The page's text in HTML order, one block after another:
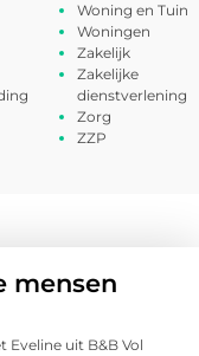
Woning en Tuin
Woningen
Zakelijk
Zakelijke
dienstverlening
Zorg
ZZP
mensen
uit B&B Vol